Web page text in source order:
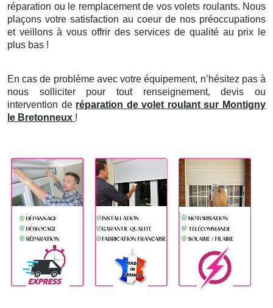
réparation ou le remplacement de vos volets roulants. Nous
plaçons votre satisfaction au coeur de nos préoccupations
et veillons à vous offrir des services de qualité au prix le
plus bas !
En cas de problème avec votre équipement, n’hésitez pas à
nous solliciter pour tout renseignement, devis ou
intervention de réparation de volet roulant sur Montigny
le Bretonneux !